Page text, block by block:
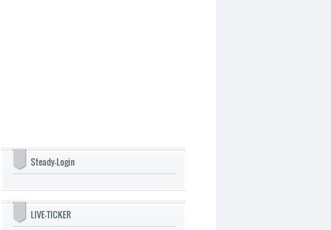
Steady-Login
LIVE-TICKER